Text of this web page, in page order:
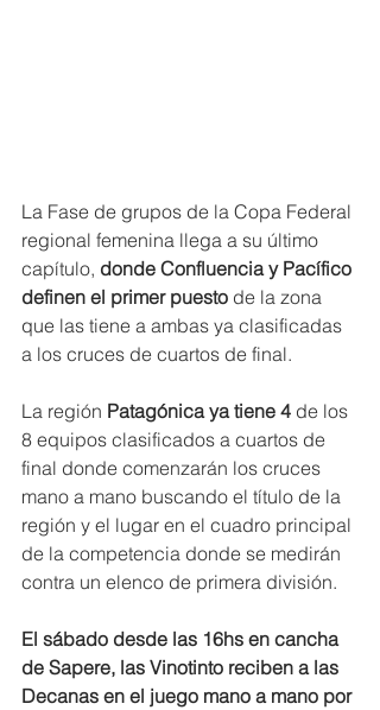
La Fase de grupos de la Copa Federal
regional femenina llega a su último
capítulo, donde Confluencia y Pacífico
definen el primer puesto de la zona
que las tiene a ambas ya clasificadas
a los cruces de cuartos de final.
La región Patagónica ya tiene 4 de los
8 equipos clasificados a cuartos de
final donde comenzarán los cruces
mano a mano buscando el título de la
región y el lugar en el cuadro principal
de la competencia donde se medirán
contra un elenco de primera división.
El sábado desde las 16hs en cancha
de Sapere, las Vinotinto reciben a las
Decanas en el juego mano a mano por